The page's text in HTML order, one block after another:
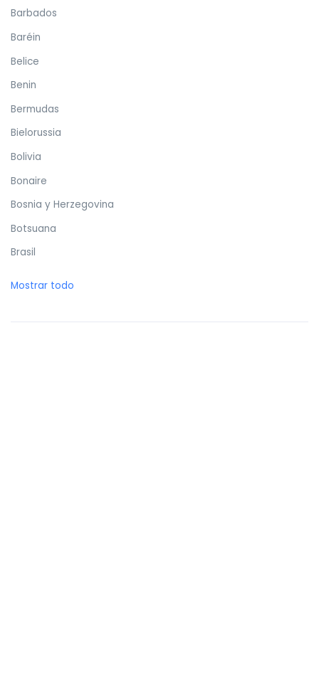
Barbados
Baréin
Belice
Benin
Bermudas
Bielorussia
Bolivia
Bonaire
Bosnia y Herzegovina
Botsuana
Brasil
Burkina Faso
Mostrar todo